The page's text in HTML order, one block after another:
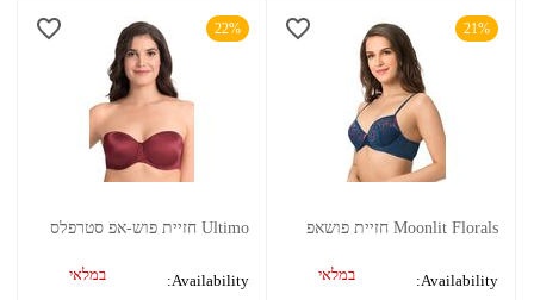
21%
Moonlit Florals חזיית פושאפ
Availability: במלאי
22%
Ultimo חזיית פוש-אפ סטרפלס
Availability: במלאי